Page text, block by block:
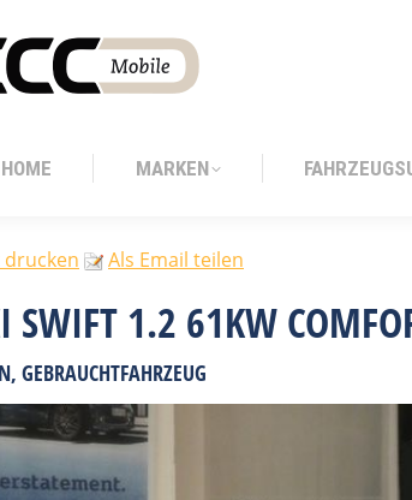
HOME MARKEN
Als Email teilen
SWIFT 1.2 61KW
GEBRAUCHTFAHRZEUG
HOME MARKEN